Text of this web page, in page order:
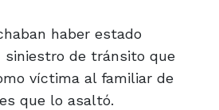
haber estado
siniestro de tránsito que
víctima al familiar de
que lo asaltó.